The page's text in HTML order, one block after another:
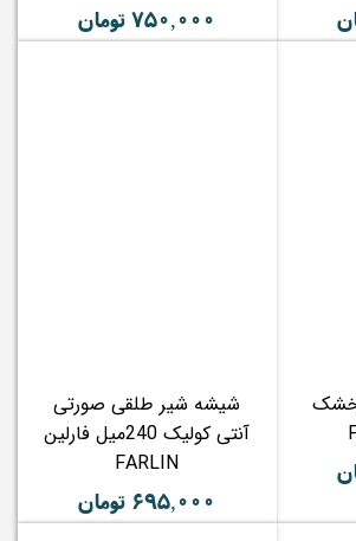
۷۵۰,۰۰۰ تومان
شیشه شیر طلقی صورتی
آنتی کولیک 240میل فارلین
FARLIN
۶۹۵,۰۰۰ تومان